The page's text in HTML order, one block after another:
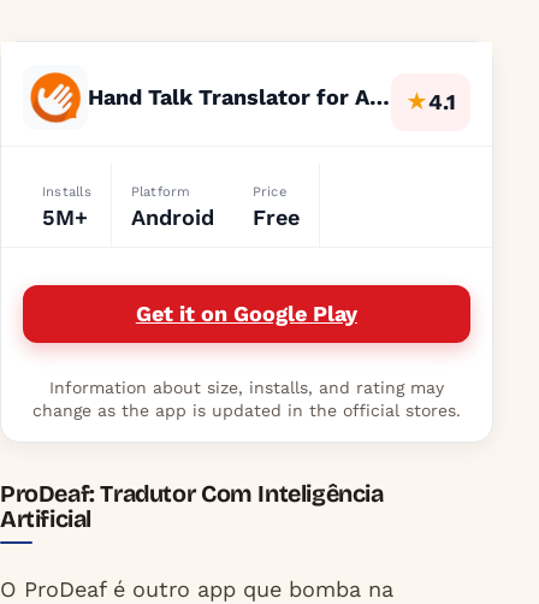
Hand Talk Translator for ASL ★4.1
Installs
5M+
Platform
Android
Price
Free
Get it on Google Play
Information about size, installs, and rating may
change as the app is updated in the official stores.
ProDeaf: Tradutor Com Inteligência
Artificial
O ProDeaf é outro app que bomba na